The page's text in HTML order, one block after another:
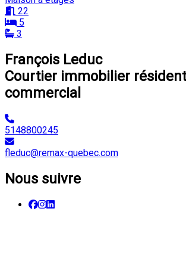
22
5
3
François Leduc
Courtier immobilier
commercial
5148800245
fleduc@remax-quebec.com
Nous suivre